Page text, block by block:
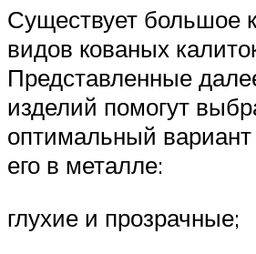
Существует большое
видов кованых
Представленные
изделий помогут
оптимальный вариант
его в металле:
глухие и прозрачные;